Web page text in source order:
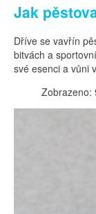
Jak
Dříve se vavřín
bitvách a
své esenci a vůni
Zobrazeno: